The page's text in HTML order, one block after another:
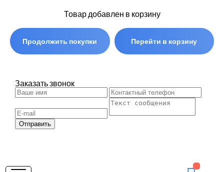
Товар добавлен в корзину
Продолжить покупки Перейти в корзину
Заказать звонок
Отправить